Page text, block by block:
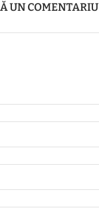
UN COMENTARIU